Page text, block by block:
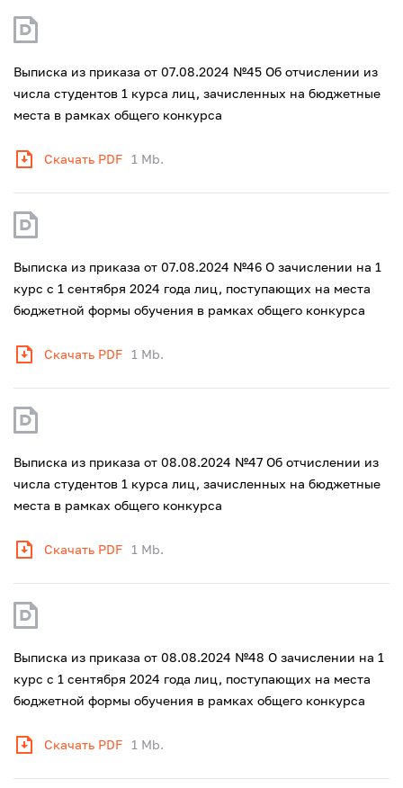
Выписка из приказа от 07.08.2024 №45 Об отчислении из
числа студентов 1 курса лиц, зачисленных на бюджетные
места в рамках общего конкурса
Скачать PDF 1 Mb.
Выписка из приказа от 07.08.2024 №46 О зачислении на 1
курс с 1 сентября 2024 года лиц, поступающих на места
бюджетной формы обучения в рамках общего конкурса
Скачать PDF 1 Mb.
Выписка из приказа от 08.08.2024 №47 Об отчислении из
числа студентов 1 курса лиц, зачисленных на бюджетные
места в рамках общего конкурса
Скачать PDF 1 Mb.
Выписка из приказа от 08.08.2024 №48 О зачислении на 1
курс с 1 сентября 2024 года лиц, поступающих на места
бюджетной формы обучения в рамках общего конкурса
Скачать PDF 1 Mb.